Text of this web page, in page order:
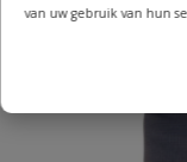
van uw gebruik van hun